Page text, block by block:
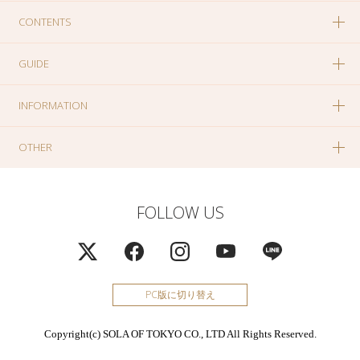
CONTENTS
GUIDE
INFORMATION
OTHER
FOLLOW US
PC版に切り替え
Copyright(c) SOLA OF TOKYO CO., LTD All Rights Reserved.